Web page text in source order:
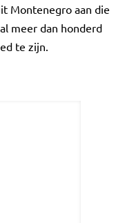
Montenegro aan die
meer dan honderd
te zijn.